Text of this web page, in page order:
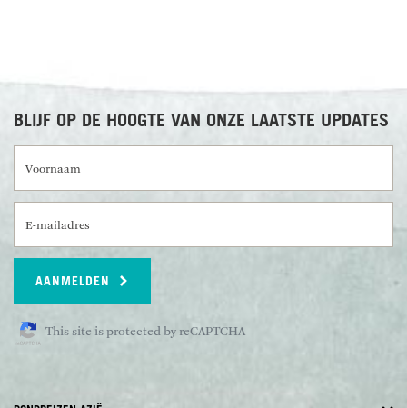
BLIJF OP DE HOOGTE VAN ONZE LAATSTE UPDATES
AANMELDEN
This site is protected by reCAPTCHA